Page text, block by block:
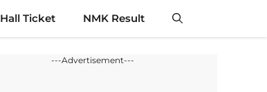
Ticket NMK Result
---Advertisement---